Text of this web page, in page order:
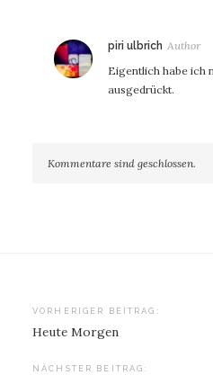
piri ulbrich
Eigentlich habe ich
ausgedrückt.
Kommentare sind geschlossen.
Beitragsnavigation
VORHERIGER BEITRAG:
Heute Morgen
NÄCHSTER BEITRAG: